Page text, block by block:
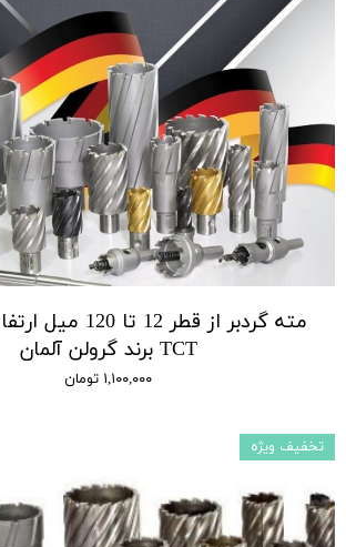
TCT برند گرولن آلمان
۱,۱۰۰,۰۰۰ تومان
تخفیف ویژه